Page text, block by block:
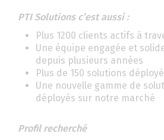
PTI Solutions c’est aussi:
Plus 1200 clients actifs à
Une équipe engagée et
depuis plusieurs années
Plus de 150 solutions
Une nouvelle gamme de
déployés sur notre marché
Profil recherché